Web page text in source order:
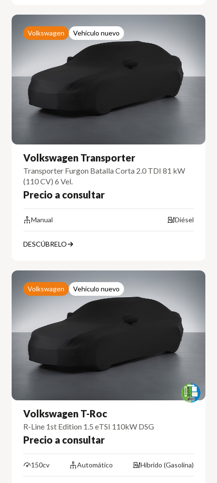
Volkswagen Vehículo nuevo
Volkswagen Transporter
Transporter Furgon Batalla Corta 2.0 TDI 81 kW
(110 CV) 6 Vel.
Precio a consultar
Manual Diésel
DESCÚBRELO
Volkswagen Vehículo nuevo
Volkswagen T-Roc
R-Line 1st Edition 1.5 eTSI 110kW DSG
Precio a consultar
150cv Automático Híbrido (Gasolina)